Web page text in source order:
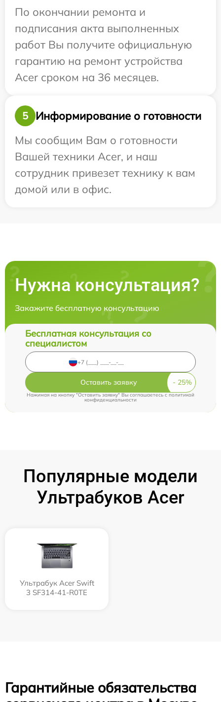
По окончании ремонта и
подписания акта выполненных
работ Вы получите официальную
гарантию на ремонт устройства
Acer сроком на 36 месяцев.
5
Информирование о готовности
Мы сообщим Вам о готовности
Вашей техники Acer, и наш
сотрудник привезет технику к вам
домой или в офис.
Нужна консультация?
Закажите бесплатную консультацию
Бесплатная консультация со
специалистом
Оставить заявку
Нажимая на кнопку "Оставить заявку" Вы соглашаетесь cполитикой
конфиденциальности
Популярные модели
Ультрабуков Acer
Ультрабук Acer Swift
3 SF314-41-R0TE
Гарантийные обязательства